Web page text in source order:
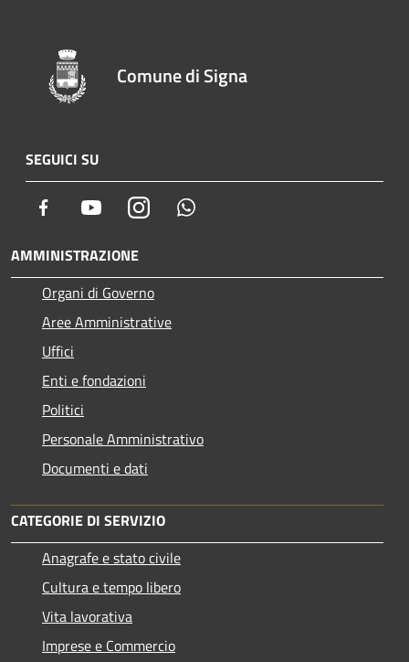
Comune di Signa
SEGUICI SU
Facebook YoutubeInstagram
AMMINISTRAZIONE
Organi di Governo
Aree Amministrative
Uffici
Enti e fondazioni
Politici
Personale Amministrativo
Documenti e dati
CATEGORIE DI SERVIZIO
Anagrafe e stato civile
Cultura e tempo libero
Vita lavorativa
Imprese e Commercio